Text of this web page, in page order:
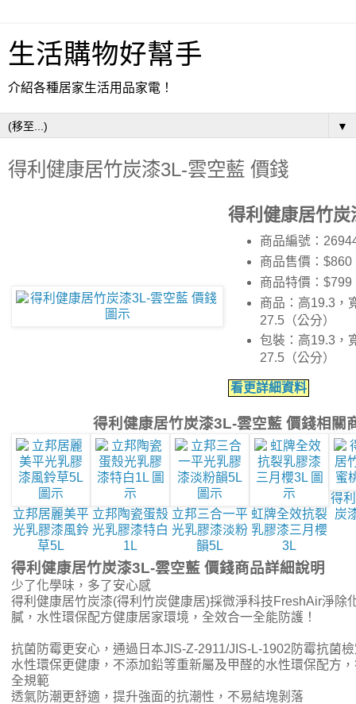
生活購物好幫手
介紹各種居家生活用品家電！
▼
得利健康居竹炭漆3L-雲空藍 價錢
得利健康居竹
商品編號：
商品售價：$860
商品特價： $799
商品：高19.3，
27.5（公分）
包裝：高19.3，
27.5（公分）
看更詳細資料
得利健康居竹炭漆3L-雲空藍 價錢相關
立邦居麗美平
光乳膠漆風鈴
草5L
立邦陶瓷蛋殼
光乳膠漆特白
1L
立邦三合一平
光乳膠漆淡粉
韻5L
虹牌全效抗裂
乳膠漆三月櫻
3L
得
炭
得利健康居竹炭漆3L-雲空藍 價錢商品詳細說明
少了化學味，多了安心感
得利健康居竹炭漆(得利竹炭健康居)採微淨科技FreshAir淨除
膩，水性環保配方健康居家環境，全效合一全能防護！
抗菌防霉更安心，通過日本JIS-Z-2911/JIS-L-1902防霉抗菌
水性環保更健康，不添加鉛等重新屬及甲醛的水性環保配方
全規範
透氣防潮更舒適，提升強面的抗潮性，不易結塊剝落